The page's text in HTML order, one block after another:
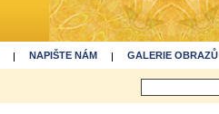
NAPIŠTE NÁM GALERIE OBRAZŮ